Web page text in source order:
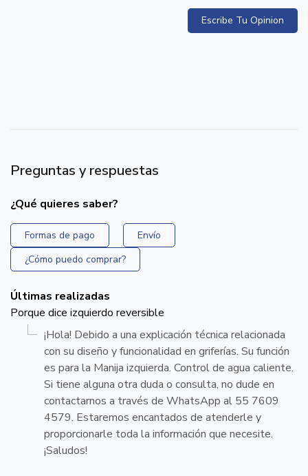
Escribe Tu Opinion
Preguntas y respuestas
¿Qué quieres saber?
Formas de pago
Envío
¿Cómo puedo comprar?
Últimas realizadas
Porque dice izquierdo reversible
¡Hola! Debido a una explicación técnica relacionada
con su diseño y funcionalidad en griferías. Su función
es para la Manija izquierda. Control de agua caliente.
Si tiene alguna otra duda o consulta, no dude en
contactarnos a través de WhatsApp al 55 7609
4579. Estaremos encantados de atenderle y
proporcionarle toda la información que necesite.
¡Saludos!